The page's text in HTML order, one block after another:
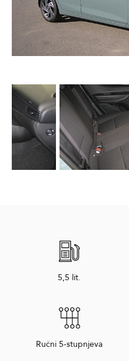
5,5 lit.
Ručni 5-stupnjeva